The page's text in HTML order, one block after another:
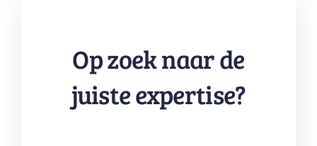
Op zoek naar de
juiste expertise?